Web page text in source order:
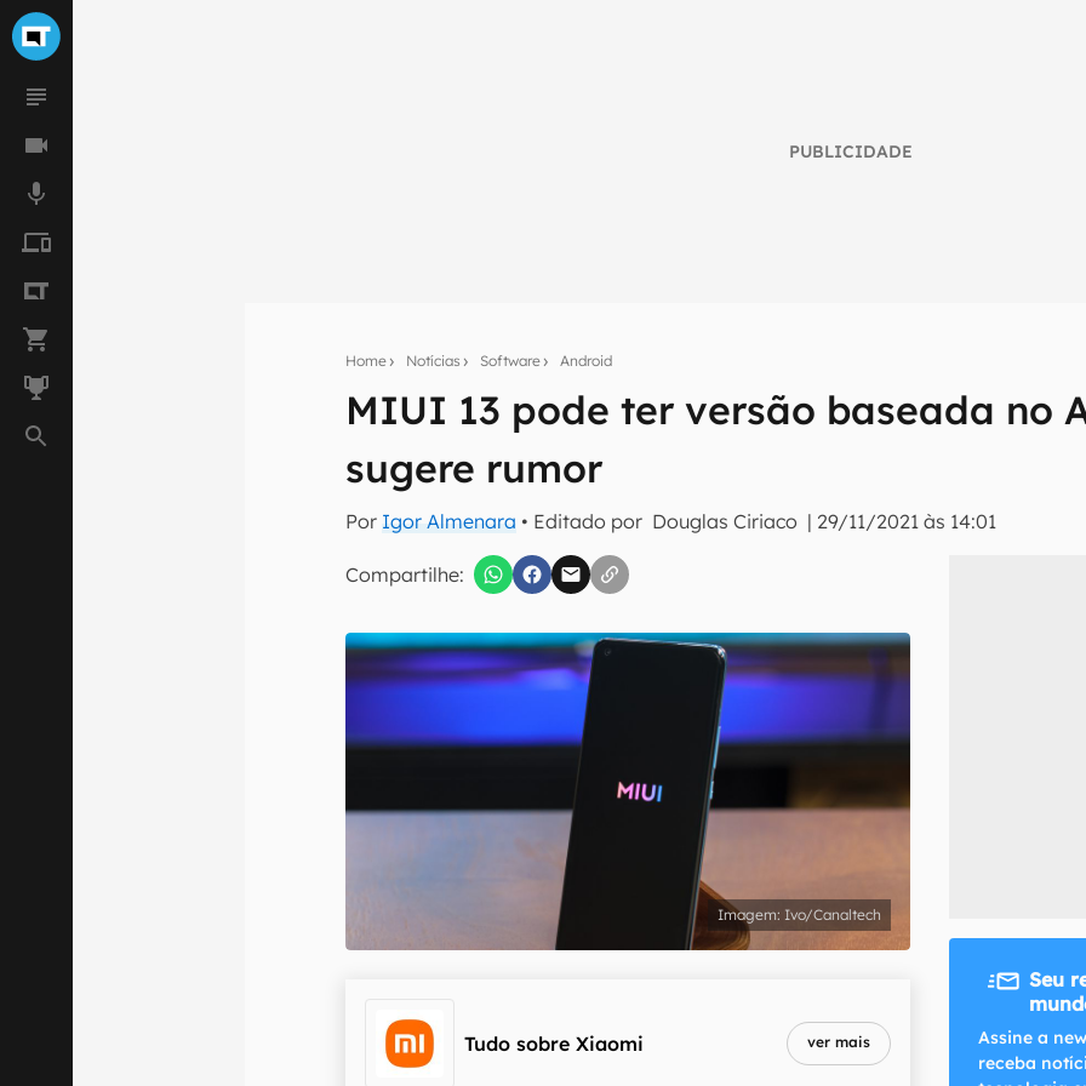
PUBLICIDADE
Home Notícias Software Android
MIUI 13 pode ter versão baseada no
sugere rumor
Por Igor Almenara • Editado por Douglas Ciriaco | 29/11/2021 às 14:01
Compartilhe:
Seu resumo inteligente do mundo tech!
Assine a newsletter do Canaltech e receba notícias e reviews sobre tecnologia
mão.
inscreva-se
Confirmo que li, aceito e concordo com os
Ivo/Canaltech
Tudo sobre Xiaomi ver mais
Seu
Assine a
receba